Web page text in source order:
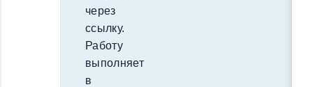
через
ссылку.
Работу
выполняет
в